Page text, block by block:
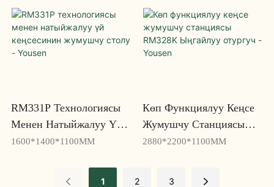
RM331P Технологиясы
Менен Натыйжалуу Үй
Кеңсесинин Жумушчу
1600*1400*1100MM
Көп Функциялуу Кеңсе
Жумушчу Станциясы
RM328K Ыңгайлуу
2880*2200*1100MM
1 2 3